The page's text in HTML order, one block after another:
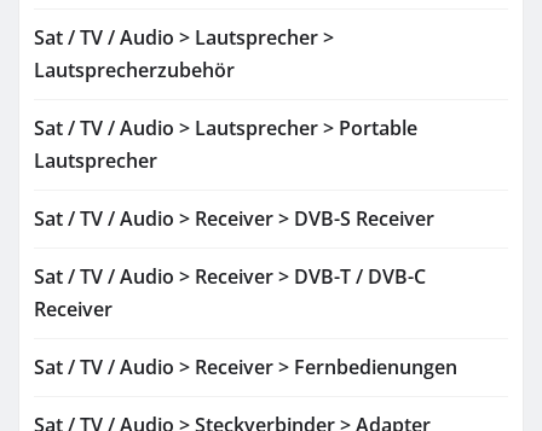
Sat / TV / Audio > Lautsprecher >
Lautsprecherzubehör
Sat / TV / Audio > Lautsprecher > Portable
Lautsprecher
Sat / TV / Audio > Receiver > DVB-S Receiver
Sat / TV / Audio > Receiver > DVB-T / DVB-C
Receiver
Sat / TV / Audio > Receiver > Fernbedienungen
Sat / TV / Audio > Steckverbinder > Adapter